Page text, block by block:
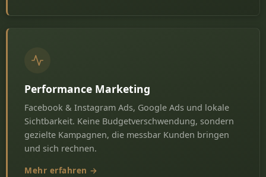
Performance Marketing
Facebook & Instagram Ads, Google Ads und lokale
Sichtbarkeit. Keine Budgetverschwendung, sondern
gezielte Kampagnen, die messbar Kunden bringen
und sich rechnen.
Mehr erfahren →